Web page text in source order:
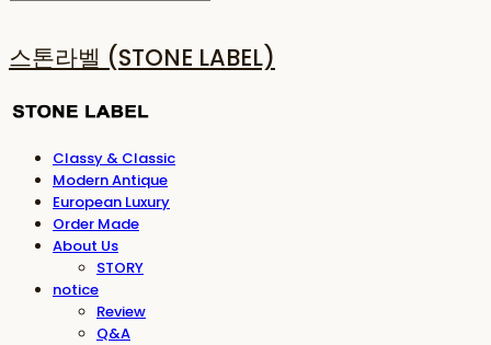
스톤라벨 (STONE LABEL)
Classy & Classic
Modern Antique
European Luxury
Order Made
About Us
STORY
notice
Review
Q&A